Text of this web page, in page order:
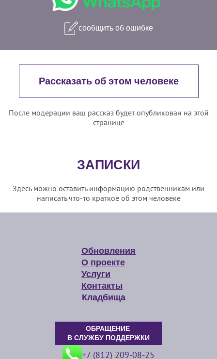
сообщить об ошибке
Рассказать об этом человеке
После модерации ваш рассказ будет опубликован на этой
странице
ЗАПИСКИ
Здесь можно оставить информацию родственникам или
написать что-то краткое об этом человеке
Обновления
О проекте
Услуги
Контакты
Кладбища
ОБРАЩЕНИЕ
В СЛУЖБУ ПОДДЕРЖКИ
+7 (812) 209-08-25